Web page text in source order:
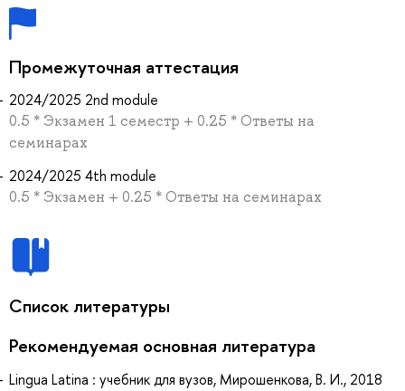
Промежуточная аттестация
2024/2025 2nd module
0.5 * Экзамен 1 семестр + 0.25 * Ответы на
семинарах
2024/2025 4th module
0.5 * Экзамен + 0.25 * Ответы на семинарах
Список литературы
Рекомендуемая основная литература
Lingua Latina : учебник для вузов, Мирошенкова, В. И., 2018